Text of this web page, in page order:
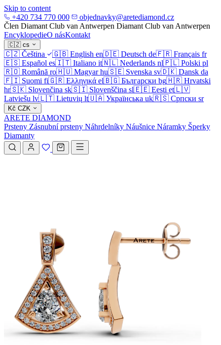
Skip to content
+420 734 770 000
objednavky@aretediamond.cz
Člen Diamant Club van Antwerpen Diamant Club van Antwerpen
EncyklopedieO násKontakt
🇨🇿 cs
🇨🇿 Čeština 🇬🇧 English en🇩🇪 Deutsch de🇫🇷 Français fr
🇪🇸 Español es🇮🇹 Italiano it🇳🇱 Nederlands nl🇵🇱 Polski pl
🇷🇴 Română ro🇭🇺 Magyar hu🇸🇪 Svenska sv🇩🇰 Dansk da
🇫🇮 Suomi fi🇬🇷 Ελληνικά el🇧🇬 Български bg🇭🇷 Hrvatski
hr🇸🇰 Slovenčina sk🇸🇮 Slovenščina sl🇪🇪 Eesti et🇱🇻
Latviešu lv🇱🇹 Lietuvių lt🇺🇦 Українська uk🇷🇸 Српски sr
Kč CZK
ARETE DIAMOND
Prsteny Zásnubní prsteny Náhrdelníky Náušnice Náramky Šperky
Diamanty